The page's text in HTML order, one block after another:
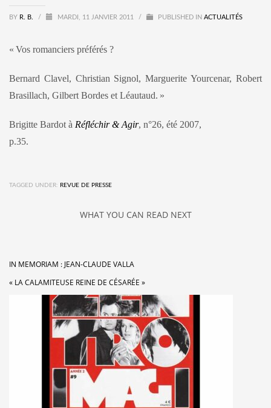
BY R. B. / MARDI, 11 JANVIER 2011 / PUBLISHED IN ACTUALITÉS
« Vos romanciers préférés ?
Bernard Clavel, Christian Signol, Marguerite Yourcenar, Robert
Brasillach, Gilbert Bordes et Léautaud. »
Brigitte Bardot à Réfléchir & Agir, n°26, été 2007,
p.35.
TAGGED UNDER: REVUE DE PRESSE
WHAT YOU CAN READ NEXT
IN MEMORIAM : JEAN-CLAUDE VALLA
« LA CALAMITEUSE REINE DE CÉSARÉE »